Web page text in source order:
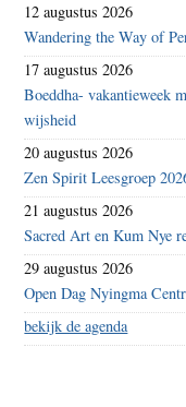
12 augustus 2026
Wandering the Way of
17 augustus 2026
Boeddha- vakantieweek
wijsheid
20 augustus 2026
Zen Spirit Leesgroep
21 augustus 2026
Sacred Art en Kum Nye
29 augustus 2026
Open Dag Nyingma
bekijk de agenda